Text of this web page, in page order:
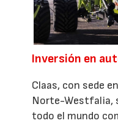
Inversión en
Claas, con sede
Norte-Westfalia,
todo el mundo